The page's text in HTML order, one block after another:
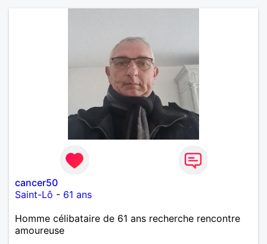
bienveillant, empathique, attentionné, honnête,
respectueux, doux de caractère et compréhensif : je
laisse « glisser » beaucoup de choses. Mais ne vous
m’éprenez pas Mesdames, si une personne que
j’aime me trahit une fois, il n’y aura pas de seconde
chance et je l’effacerai à « vitam eternam ».
Néanmoins, je suis un tout petit peu maniaque ainsi
qu’impatient. J’essaye de faire des efforts. Rien de
bien dramatique ! Du moins je le pense……Je suis un
homme facile à vivre. À vous si vous le souhaitez,
d’apprendre à me connaître davantage. J’en serai
ravi….A très bientôt je l’espère.
cancer50
Saint-Lô - 61 ans
Homme célibataire de 61 ans recherche rencontre
amoureuse